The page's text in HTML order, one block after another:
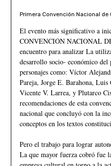
Primera Convención Nacional de
El evento más significativo a
CONVENCIÓN NACIONAL
encuentro para analizar La
desarrollo socio- económico
personajes como: Víctor
Pareja, Jorge E. Barahona, Luis
Vicente V. Larrea, y Plutarco
recomendaciones de esta
nacional que concluyó con la
conceptos en los textos
Pero el trabajo para lograr
La que mayor fuerza cobró fue